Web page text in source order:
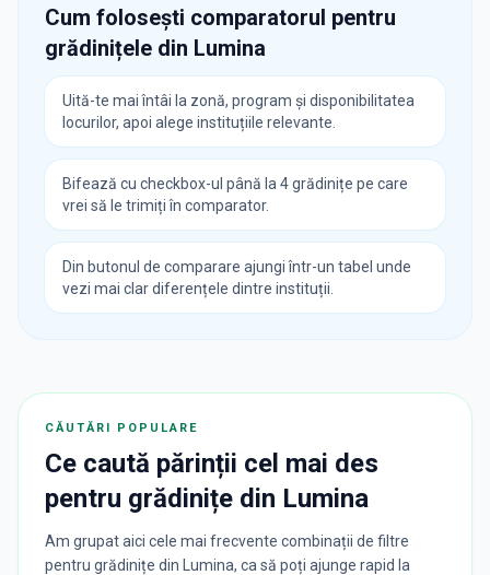
Cum folosești comparatorul pentru
grădinițele din Lumina
Uită-te mai întâi la zonă, program și disponibilitatea
locurilor, apoi alege instituțiile relevante.
Bifează cu checkbox-ul până la 4 grădinițe pe care
vrei să le trimiți în comparator.
Din butonul de comparare ajungi într-un tabel unde
vezi mai clar diferențele dintre instituții.
CĂUTĂRI POPULARE
Ce caută părinții cel mai des
pentru grădinițe din Lumina
Am grupat aici cele mai frecvente combinații de filtre
pentru grădinițe din Lumina, ca să poți ajunge rapid la